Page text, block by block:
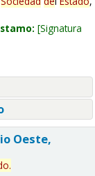
Signatura
Oeste,
.